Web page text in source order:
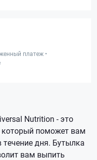
платеж •
Nutrition - это
который поможет вам
дня. Бутылка
вам выпить